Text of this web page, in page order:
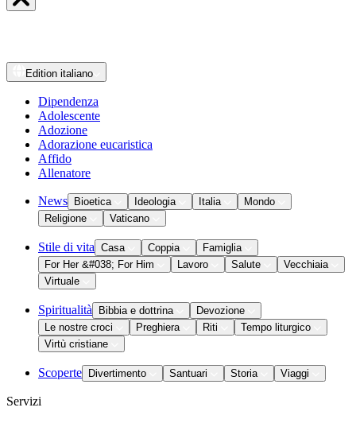
Edition italiano
Dipendenza
Adolescente
Adozione
Adorazione eucaristica
Affido
Allenatore
News Bioetica Ideologia Italia
Mondo
Religione
Vaticano
Stile di vita Casa Coppia
Famiglia
For Her &#038; For Him
Lavoro Salute
Vecchiaia
Virtuale
Spiritualità Bibbia e dottrina
Devozione
Le nostre croci
Preghiera Riti
Tempo liturgico
Virtù cristiane
Scoperte Divertimento Santuari Storia Viaggi
Servizi